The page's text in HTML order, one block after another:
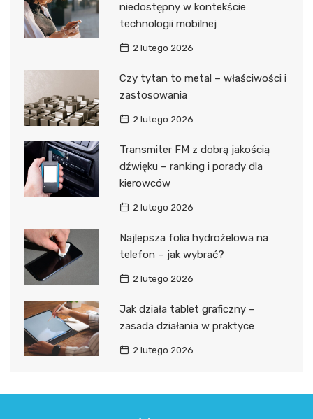
niedostępny w kontekście
technologii mobilnej
2 lutego 2026
Czy tytan to metal – właściwości i
zastosowania
2 lutego 2026
Transmiter FM z dobrą jakością
dźwięku – ranking i porady dla
kierowców
2 lutego 2026
Najlepsza folia hydrożelowa na
telefon – jak wybrać?
2 lutego 2026
Jak działa tablet graficzny –
zasada działania w praktyce
2 lutego 2026